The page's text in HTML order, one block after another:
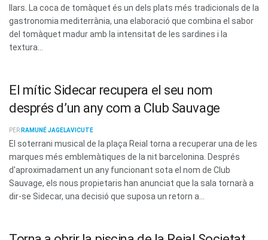
llars. La coca de tomàquet és un dels plats més tradicionals de la
gastronomia mediterrània, una elaboració que combina el sabor
del tomàquet madur amb la intensitat de les sardines i la
textura...
El mític Sidecar recupera el seu nom
després d’un any com a Club Sauvage
PER RAMUNÉ JAGELAVICUTE
El soterrani musical de la plaça Reial torna a recuperar una de les
marques més emblemàtiques de la nit barcelonina. Després
d'aproximadament un any funcionant sota el nom de Club
Sauvage, els nous propietaris han anunciat que la sala tornarà a
dir-se Sidecar, una decisió que suposa un retorn a...